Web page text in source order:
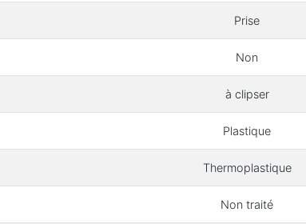
Prise
Non
à clipser
Plastique
Thermoplastique
Non traité